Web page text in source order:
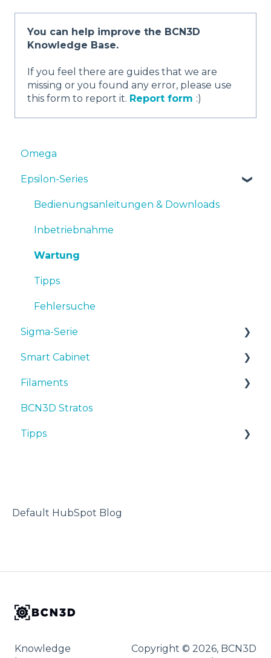
You can help improve the BCN3D
Knowledge Base.
If you feel there are guides that we are
missing or you found any error, please use
this form to report it. Report form :)
Omega
Epsilon-Series
Bedienungsanleitungen & Downloads
Inbetriebnahme
Wartung
Tipps
Fehlersuche
Sigma-Serie
Bedienungsanleitungen & downloads
Inbetriebnahme
Wartung
Tipps
Smart Cabinet
Manuals & Downloads
First steps
Maintenance
Filaments
Tipps
TPU
BCN3D Stratos
Tipps
Default HubSpot Blog
Knowledge
Copyright © 2026, BCN3D